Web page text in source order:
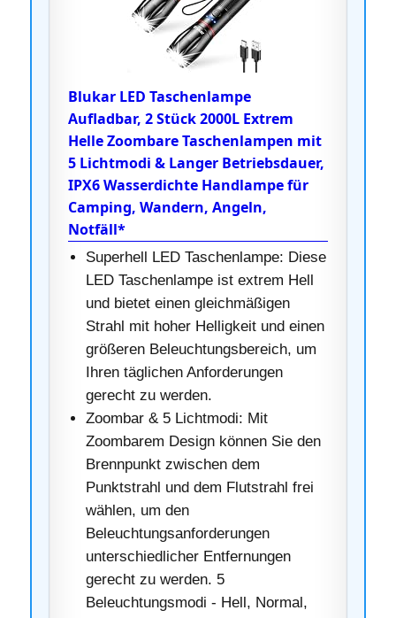
Blukar LED Taschenlampe
Aufladbar, 2 Stück 2000L Extrem
Helle Zoombare Taschenlampen mit
5 Lichtmodi & Langer Betriebsdauer,
IPX6 Wasserdichte Handlampe für
Camping, Wandern, Angeln,
Notfäll*
Superhell LED Taschenlampe: Diese
LED Taschenlampe ist extrem Hell
und bietet einen gleichmäßigen
Strahl mit hoher Helligkeit und einen
größeren Beleuchtungsbereich, um
Ihren täglichen Anforderungen
gerecht zu werden.
Zoombar & 5 Lichtmodi: Mit
Zoombarem Design können Sie den
Brennpunkt zwischen dem
Punktstrahl und dem Flutstrahl frei
wählen, um den
Beleuchtungsanforderungen
unterschiedlicher Entfernungen
gerecht zu werden. 5
Beleuchtungsmodi - Hell, Normal,